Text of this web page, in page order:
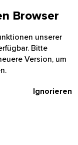
Browser
unserer
Bitte
Version, um
Ignorieren